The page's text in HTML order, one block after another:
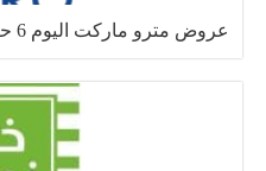
عروض مترو ماركت اليوم 6 حتى 8 اغسطس 2026 ويك اند